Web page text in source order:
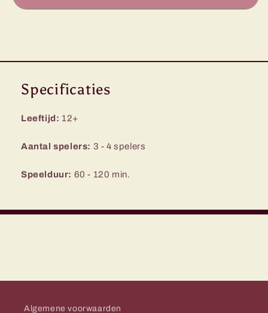
Specificaties
Leeftijd: 12+
Aantal spelers: 3 - 4 spelers
Speelduur: 60 - 120 min.
Algemene voorwaarden